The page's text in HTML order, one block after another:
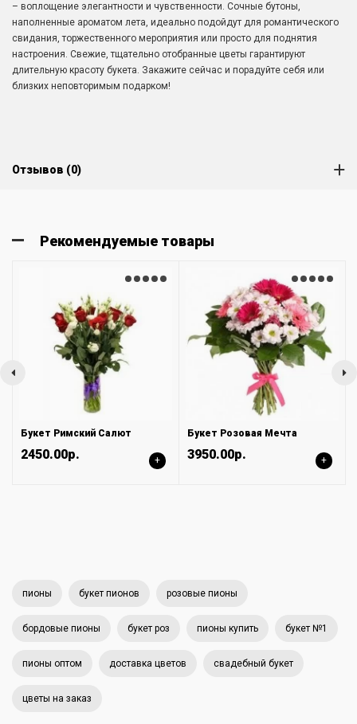
– воплощение элегантности и чувственности. Сочные бутоны,
наполненные ароматом лета, идеально подойдут для романтического
свидания, торжественного мероприятия или просто для поднятия
настроения. Свежие, тщательно отобранные цветы гарантируют
длительную красоту букета. Закажите сейчас и порадуйте себя или
близких неповторимым подарком!
Отзывов (0)
Рекомендуемые товары
Букет Римский Салют
2450.00р. +
Букет Розовая Мечта
3950.00р. +
пионы букет пионов розовые пионы
бордовые пионы букет роз пионы купить букет №1
пионы оптом доставка цветов свадебный букет
цветы на заказ